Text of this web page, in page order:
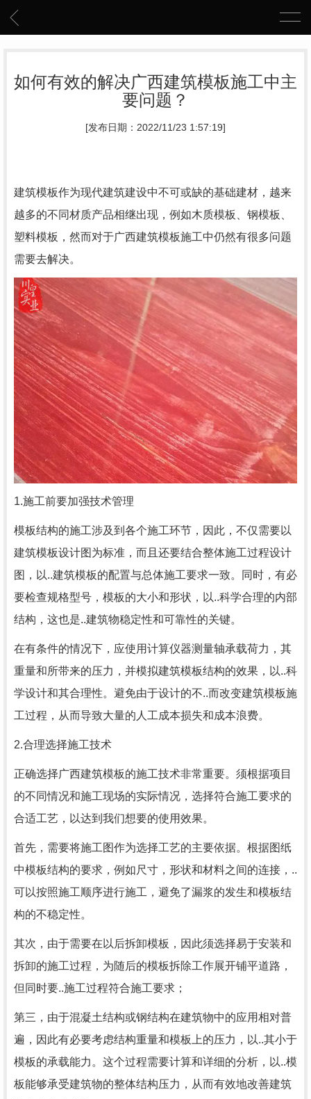
如何有效的解决广西建筑模板施工中主
要问题？
[发布日期：2022/11/23 1:57:19]
建筑模板作为现代建筑建设中不可或缺的基础建材，越来
越多的不同材质产品相继出现，例如木质模板、钢模板、
塑料模板，然而对于广西建筑模板施工中仍然有很多问题
需要去解决。
1.施工前要加强技术管理
模板结构的施工涉及到各个施工环节，因此，不仅需要以
建筑模板设计图为标准，而且还要结合整体施工过程设计
图，以..建筑模板的配置与总体施工要求一致。同时，有必
要检查规格型号，模板的大小和形状，以..科学合理的内部
结构，这也是..建筑物稳定性和可靠性的关键。
在有条件的情况下，应使用计算仪器测量轴承载荷力，其
重量和所带来的压力，并模拟建筑模板结构的效果，以..科
学设计和其合理性。避免由于设计的不..而改变建筑模板施
工过程，从而导致大量的人工成本损失和成本浪费。
2.合理选择施工技术
正确选择广西建筑模板的施工技术非常重要。须根据项目
的不同情况和施工现场的实际情况，选择符合施工要求的
合适工艺，以达到我们想要的使用效果。
首先，需要将施工图作为选择工艺的主要依据。根据图纸
中模板结构的要求，例如尺寸，形状和材料之间的连接，..
可以按照施工顺序进行施工，避免了漏浆的发生和模板结
构的不稳定性。
其次，由于需要在以后拆卸模板，因此须选择易于安装和
拆卸的施工过程，为随后的模板拆除工作展开铺平道路，
但同时要..施工过程符合施工要求；
第三，由于混凝土结构或钢结构在建筑物中的应用相对普
遍，因此有必要考虑结构重量和模板上的压力，以..其小于
模板的承载能力。这个过程需要计算和详细的分析，以..模
板能够承受建筑物的整体结构压力，从而有效地改善建筑